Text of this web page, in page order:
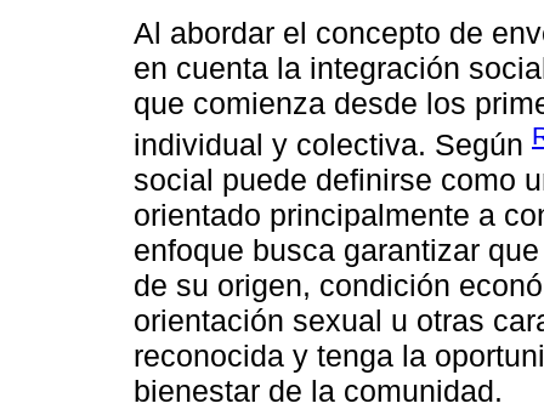
Al abordar el concepto de
en cuenta la integración
que comienza desde los
individual y colectiva. Según
social puede definirse como
orientado principalmente a
enfoque busca garantizar
de su origen, condición
orientación sexual u otras
reconocida y tenga la
bienestar de la comunidad.